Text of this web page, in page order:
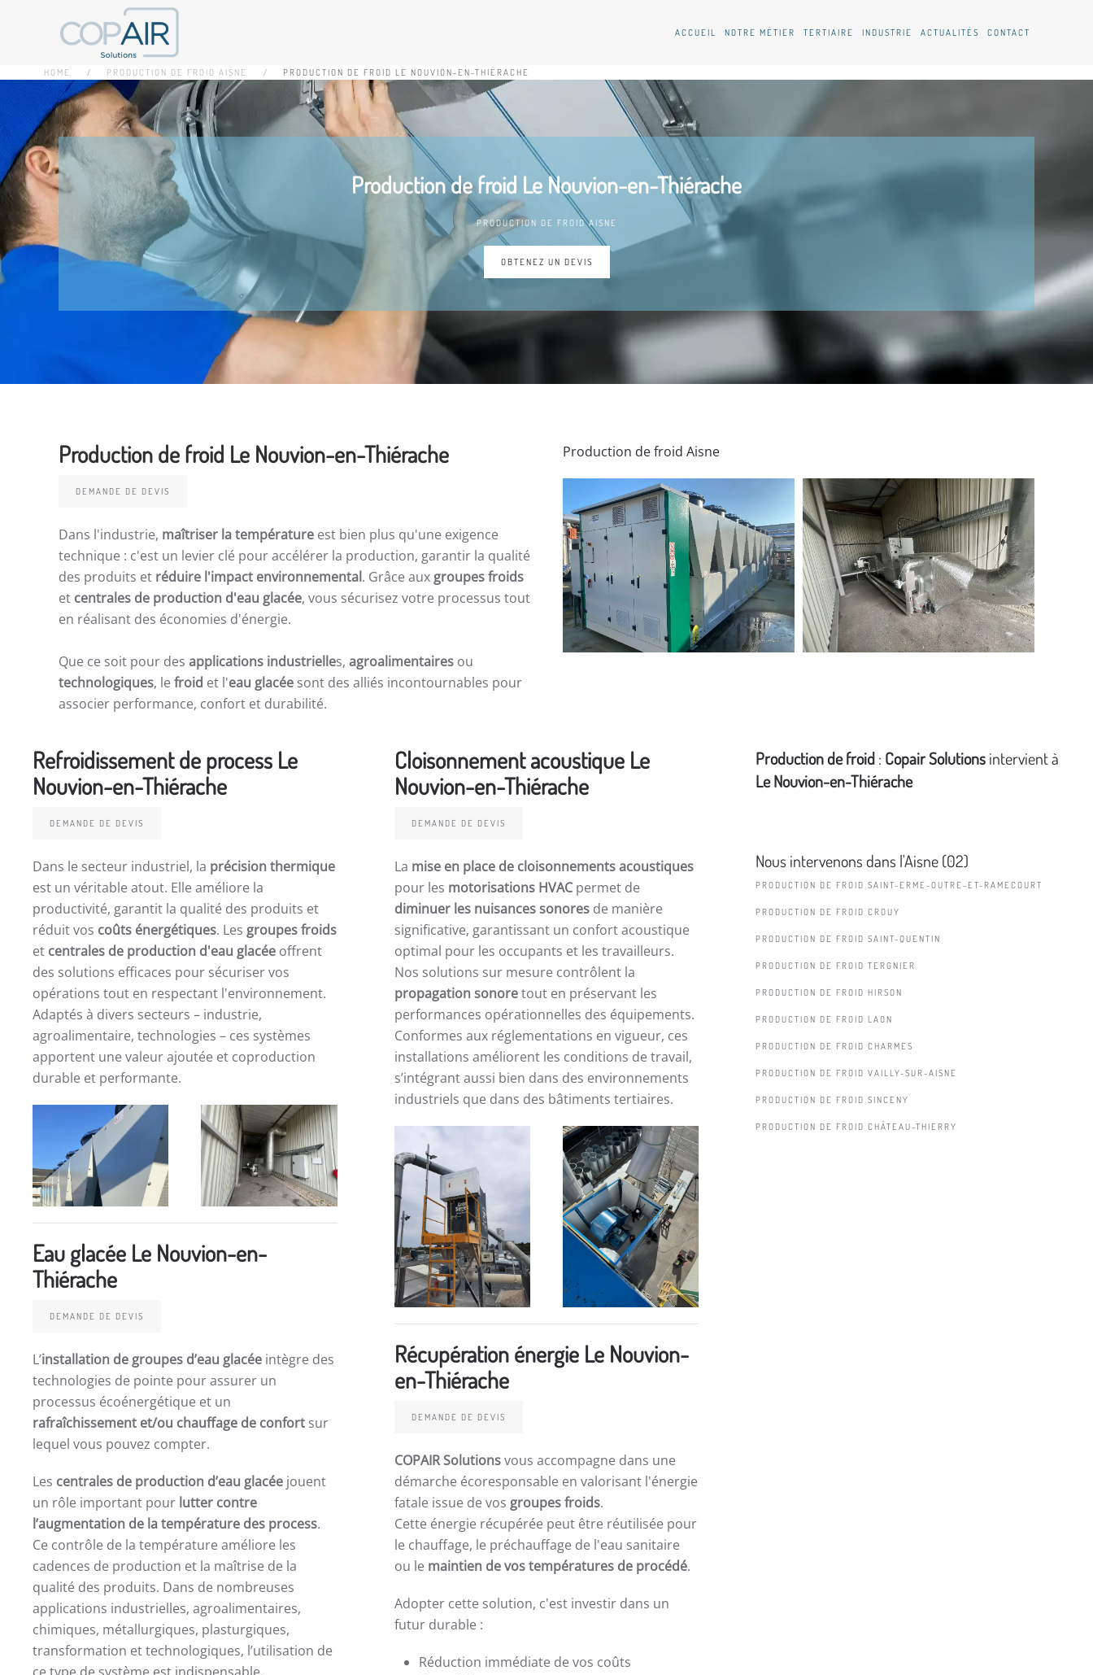
Accéder au contenu principal ACCUEIL NOTRE MÉTIER TERTIAIRE INDUSTRIE ACTUALITÉS CONTACT
HOME PRODUCTION DE FROID AISNE PRODUCTION DE FROID LE NOUVION-EN-THIÉRACHE
Production de froid Le Nouvion-en-Thiérache
PRODUCTION DE FROID AISNE
OBTENEZ UN DEVIS
Production de froid Le Nouvion-en-Thiérache
DEMANDE DE DEVIS
Dans l'industrie, maîtriser la température est bien plus qu'une exigence
technique : c'est un levier clé pour accélérer la production, garantir la qualité
des produits et réduire l'impact environnemental. Grâce aux groupes froids
et centrales de production d'eau glacée, vous sécurisez votre processus tout
en réalisant des économies d'énergie.
Que ce soit pour des applications industrielles, agroalimentaires ou
technologiques, le froid et l'eau glacée sont des alliés incontournables pour
associer performance, confort et durabilité.
Production de froid Aisne
Refroidissement de process Le
Nouvion-en-Thiérache
DEMANDE DE DEVIS
Dans le secteur industriel, la précision thermique
est un véritable atout. Elle améliore la
productivité, garantit la qualité des produits et
réduit vos coûts énergétiques. Les groupes froids
et centrales de production d'eau glacée offrent
des solutions efficaces pour sécuriser vos
opérations tout en respectant l'environnement.
Adaptés à divers secteurs – industrie,
agroalimentaire, technologies – ces systèmes
apportent une valeur ajoutée et coproduction
durable et performante.
Eau glacée Le Nouvion-en-
Thiérache
DEMANDE DE DEVIS
L’installation de groupes d’eau glacée intègre des
technologies de pointe pour assurer un
processus écoénergétique et un
rafraîchissement et/ou chauffage de confort sur
lequel vous pouvez compter.
Les centrales de production d’eau glacée jouent
un rôle important pour lutter contre
l’augmentation de la température des process.
Ce contrôle de la température améliore les
cadences de production et la maîtrise de la
qualité des produits. Dans de nombreuses
applications industrielles, agroalimentaires,
chimiques, métallurgiques, plasturgiques,
transformation et technologiques, l’utilisation de
Cloisonnement acoustique Le
Nouvion-en-Thiérache
DEMANDE DE DEVIS
La mise en place de cloisonnements acoustiques
pour les motorisations HVACpermet de
diminuer les nuisances sonoresde manière
significative, garantissant un confort acoustique
optimal pour les occupants et les travailleurs.
Nos solutions sur mesure contrôlent la
propagation sonoretout en préservant les
performances opérationnelles des équipements.
Conformes aux réglementations en vigueur, ces
installations améliorent les conditions de travail,
s’intégrant aussi bien dans des environnements
industriels que dans des bâtiments tertiaires.
Récupération énergie Le Nouvion-
en-Thiérache
DEMANDE DE DEVIS
COPAIR Solutionsvous accompagne dans une
démarche écoresponsable en valorisant l'énergie
fatale issue de vos groupes froids.
Cette énergie récupérée peut être réutilisée pour
le chauffage, le préchauffage de l'eau sanitaire
ou le maintien de vos températures de procédé.
Adopter cette solution, c'est investir dans un
futur durable :
Réduction immédiate de vos coûts
Production de froid: Copair Solutionsintervient à
Le Nouvion-en-Thiérache
Nous intervenons dans l'Aisne (02)
PRODUCTION DE FROID SAINT-ERME-OUTRE-ET-RAMECOURT
PRODUCTION DE FROID CROUY
PRODUCTION DE FROID SAINT-QUENTIN
PRODUCTION DE FROID TERGNIER
PRODUCTION DE FROID HIRSON
PRODUCTION DE FROID LAON
PRODUCTION DE FROID CHARMES
PRODUCTION DE FROID VAILLY-SUR-AISNE
PRODUCTION DE FROID SINCENY
PRODUCTION DE FROID CHÂTEAU-THIERRY